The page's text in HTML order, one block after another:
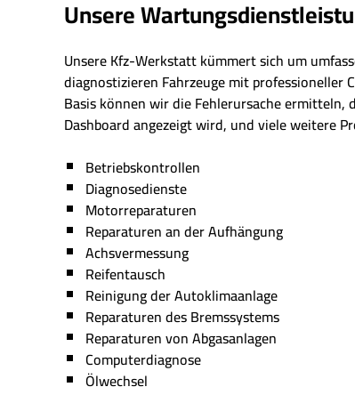
Unsere
Unsere Kfz-Werkstatt kümmert sich um
diagnostizieren Fahrzeuge mit professioneller
Basis können wir die Fehlerursache
Dashboard angezeigt wird, und viele weitere
Betriebskontrollen
Diagnosedienste
Motorreparaturen
Reparaturen an der Aufhängung
Achsvermessung
Reifentausch
Reinigung der Autoklimaanlage
Reparaturen des Bremssystems
Reparaturen von Abgasanlagen
Computerdiagnose
Ölwechsel